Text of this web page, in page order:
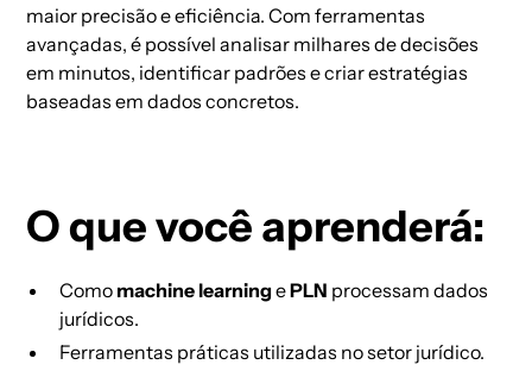
maior precisão e eficiência. Com ferramentas
avançadas, é possível analisar milhares de decisões
em minutos, identificar padrões e criar estratégias
baseadas em dados concretos.
O que você aprenderá:
Como machine learningePLN processam dados
jurídicos.
Ferramentas práticas utilizadas no setor jurídico.